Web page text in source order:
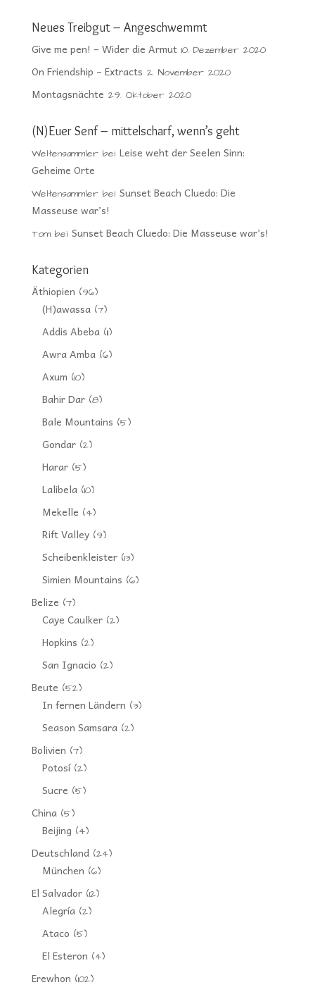
Neues Treibgut – Angeschwemmt
Give me pen! – Wider die Armut 10. Dezember 2020
On Friendship – Extracts 2. November 2020
Montagsnächte 29. Oktober 2020
(N)Euer Senf – mittelscharf, wenn’s geht
Weltensammlerbei Leise weht der Seelen Sinn:
Geheime Orte
Weltensammlerbei Sunset Beach Cluedo: Die
Masseuse war’s!
Tombei Sunset Beach Cluedo: Die Masseuse war’s!
Kategorien
Äthiopien (96)
(H)awassa(7)
Addis Abeba(11)
Awra Amba(6)
Axum (10)
Bahir Dar(8)
Bale Mountains (5)
Gondar(2)
Harar(5)
Lalibela(10)
Mekelle (4)
Rift Valley(9)
Scheibenkleister(13)
Simien Mountains (6)
Belize (7)
Caye Caulker(2)
Hopkins (2)
San Ignacio (2)
Beute (52)
In fernen Ländern (3)
Season Samsara(2)
Bolivien (7)
Potosí(2)
Sucre (5)
China(5)
Beijing (4)
Deutschland(24)
München (6)
El Salvador(12)
Alegría(2)
Ataco (5)
El Esteron (4)
Erewhon (102)